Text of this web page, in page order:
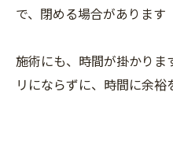
で、閉める場合があります
施術にも、時間が掛かりま
リにならずに、時間に余